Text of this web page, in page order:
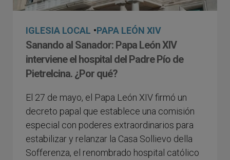
IGLESIA LOCAL •PAPA LEÓN XIV
Sanando al Sanador: Papa León XIV
interviene el hospital del Padre Pío de
Pietrelcina. ¿Por qué?
El 27 de mayo, el Papa León XIV firmó un
decreto papal que establece una comisión
especial con poderes extraordinarios para
estabilizar y relanzar la Casa Sollievo della
Sofferenza, el renombrado hospital católico